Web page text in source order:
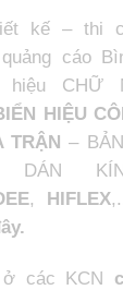
kế – thi
cáo
hiệu CHỮ
HIỆU
TRẬN –
DÁN
, HIFLEX
các KCN